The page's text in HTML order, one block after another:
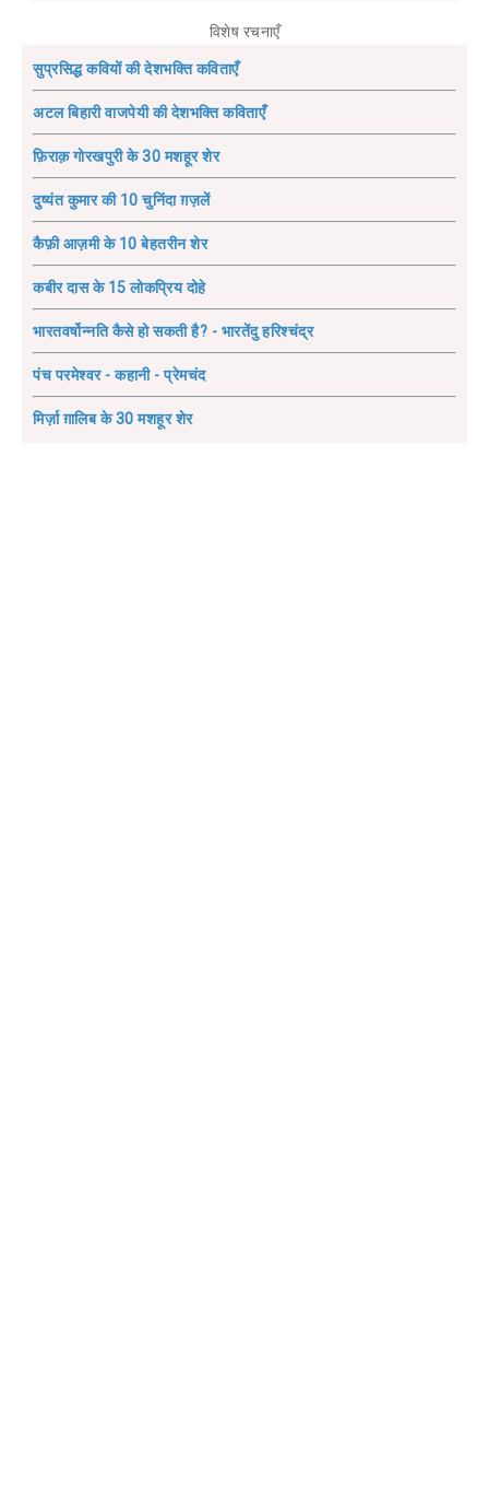
विशेष रचनाएँ
सुप्रसिद्ध कवियों की देशभक्ति कविताएँ
अटल बिहारी वाजपेयी की देशभक्ति कविताएँ
फ़िराक़ गोरखपुरी के 30 मशहूर शेर
दुष्यंत कुमार की 10 चुनिंदा ग़ज़लें
कैफ़ी आज़मी के 10 बेहतरीन शेर
कबीर दास के 15 लोकप्रिय दोहे
भारतवर्षोन्नति कैसे हो सकती है? - भारतेंदु हरिश्चंद्र
पंच परमेश्वर - कहानी - प्रेमचंद
मिर्ज़ा ग़ालिब के 30 मशहूर शेर